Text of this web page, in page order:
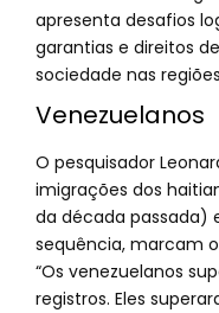
apresenta desafios
garantias e direitos
sociedade nas
Venezuelanos
O pesquisador
imigrações dos
da década passada)
sequência, marcam
“Os venezuelanos
registros. Eles